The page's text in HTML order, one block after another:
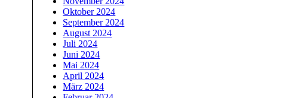
Oktober 2024
September 2024
August 2024
Juli 2024
Juni 2024
Mai 2024
April 2024
März 2024